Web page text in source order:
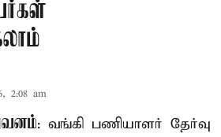
2:08 am
: வங்கி பணியாளர் தேர்வு